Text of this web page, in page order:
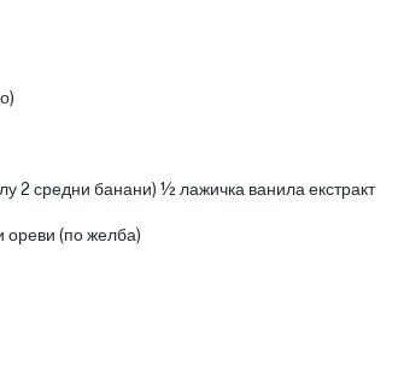
2 средни банани) ½ лажичка ванила екстракт
ореви (по желба)